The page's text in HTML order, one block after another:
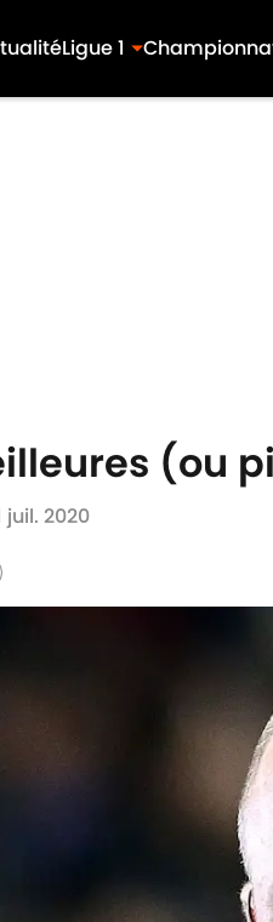
Ligue 1
(ou
juil. 2020